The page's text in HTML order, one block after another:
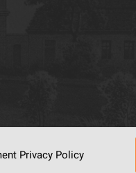
Center
Privacy Policy